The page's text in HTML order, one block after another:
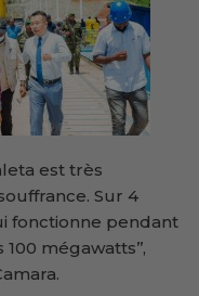
est très
Sur 4
fonctionne pendant
mégawatts’’,